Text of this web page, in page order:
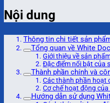
Nội dung
Thông tin chi tiết sản
Tổng quan về White
Giới thiệu về sản
Đặc điểm nổi bật của
Thành phần chính và
Các thành phần hoạt
Cơ chế hoạt động
Hướng dẫn sử dụng